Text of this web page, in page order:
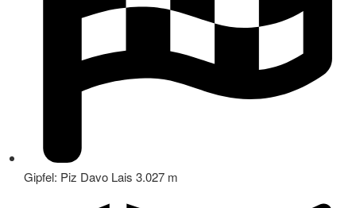
Gipfel: Piz Davo Lais 3.027 m